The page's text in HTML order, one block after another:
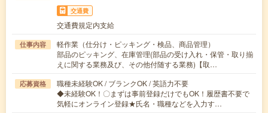
交通費
交通費規定内支給
仕事内容
軽作業（仕分け・ピッキング・検品、商品管理）
部品のピッキング、在庫管理(部品の受け入れ・保管・取り揃
えに関する業務及び、その他付随する業務)【取…
応募資格
職種未経験OK / ブランクOK / 英語力不要
◆未経験OK！〇まずは事前登録だけでもOK！履歴書不要で
気軽にオンライン登録★氏名・職種などを入力す…